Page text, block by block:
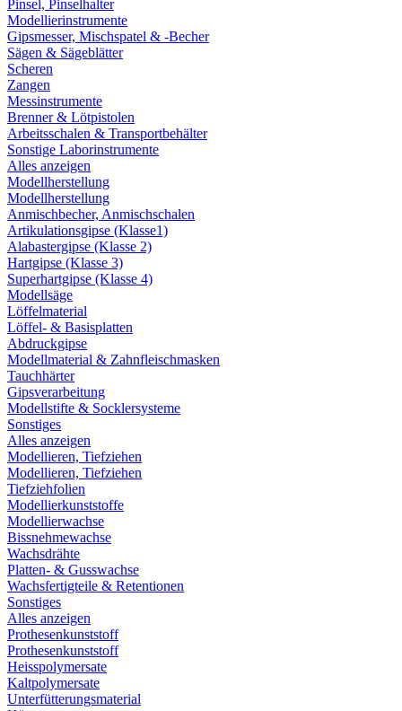
Pinsel, Pinselhalter
Modellierinstrumente
Gipsmesser, Mischspatel & -Becher
Sägen & Sägeblätter
Scheren
Zangen
Messinstrumente
Brenner & Lötpistolen
Arbeitsschalen & Transportbehälter
Sonstige Laborinstrumente
Alles anzeigen
Modellherstellung
Modellherstellung
Anmischbecher, Anmischschalen
Artikulationsgipse (Klasse1)
Alabastergipse (Klasse 2)
Hartgipse (Klasse 3)
Superhartgipse (Klasse 4)
Modellsäge
Löffelmaterial
Löffel- & Basisplatten
Abdruckgipse
Modellmaterial & Zahnfleischmasken
Tauchhärter
Gipsverarbeitung
Modellstifte & Socklersysteme
Sonstiges
Alles anzeigen
Modellieren, Tiefziehen
Modellieren, Tiefziehen
Tiefziehfolien
Modellierkunststoffe
Modellierwachse
Bissnehmewachse
Wachsdrähte
Platten- & Gusswachse
Wachsfertigteile & Retentionen
Sonstiges
Alles anzeigen
Prothesenkunststoff
Prothesenkunststoff
Heisspolymersate
Kaltpolymersate
Unterfütterungsmaterial